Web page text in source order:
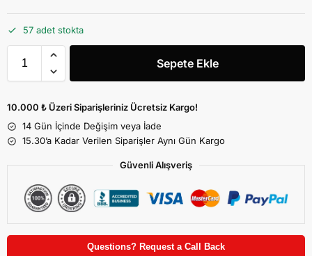
57 adet stokta
Sepete Ekle
10.000 ₺ Üzeri Siparişleriniz Ücretsiz Kargo!
14 Gün İçinde Değişim veya İade
15.30’a Kadar Verilen Siparişler Aynı Gün Kargo
Güvenli Alışveriş
Questions? Request a Call Back